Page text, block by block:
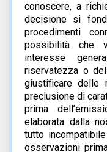
conoscere, a
decisione si
procedimenti
possibilità che
interesse
riservatezza o
giustificare delle
preclusione di
prima
elaborata dalla
tutto
osservazioni